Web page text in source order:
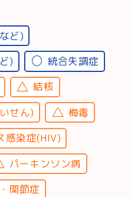
ど)
)
統合失調症
結核
せん)
梅毒
感染症(HIV)
パーキンソン病
関節症